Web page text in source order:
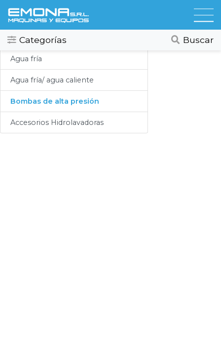
Categorías Buscar
Categorias
Todos
Compresores
Secadores
Hidrolavadoras
Hidrolavadoras
Ver todos
Agua fría
Agua fría/ agua caliente
Bombas de alta presión
Accesorios Hidrolavadoras
Lubricación